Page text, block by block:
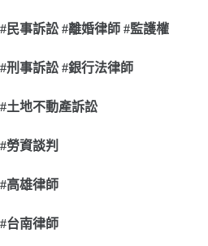
#民事訴訟 #離婚律師 #監護權
#刑事訴訟 #銀行法律師
#土地不動產訴訟
#勞資談判
#高雄律師
#台南律師